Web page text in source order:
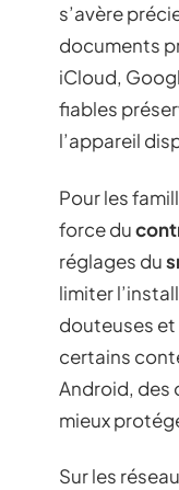
s’avère
documents
iCloud,
fiables
l’appareil
Pour les
force du
réglages du
limiter
douteuses et
certains
Android, des
mieux
Sur les